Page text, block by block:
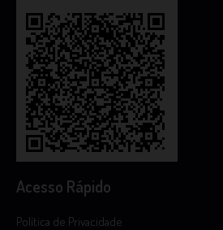
Acesso Rápido
Política de Privacidade